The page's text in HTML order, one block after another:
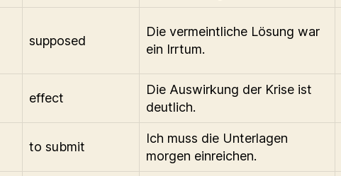
supposed
Die vermeintliche Lösung war
ein Irrtum.
effect
Die Auswirkung der Krise ist
deutlich.
to submit
Ich muss die Unterlagen
morgen einreichen.